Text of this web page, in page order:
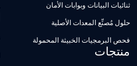
ثنائيات البيانات وبوابات الأمان
حلول مُصنِّع المعدات الأصلية
فحص البرمجيات الخبيثة المحمولة
منتجات